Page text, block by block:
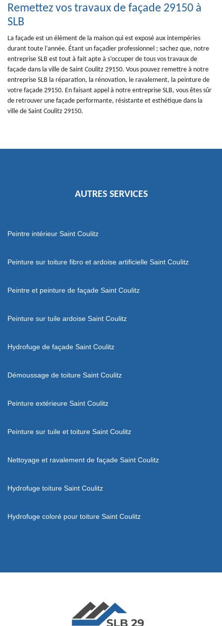
Remettez vos travaux de façade 29150 à
SLB
La façade est un élément de la maison qui est exposé aux intempéries
durant toute l’année. Étant un façadier professionnel ; sachez que, notre
entreprise SLB est tout à fait apte à s’occuper de tous vos travaux de
façade dans la ville de Saint Coulitz 29150. Vous pouvez remettre à notre
entreprise SLB la réparation, la rénovation, le ravalement, la peinture de
votre façade 29150. En faisant appel à notre entreprise SLB, vous êtes sûr
de retrouver une façade performante, résistante et esthétique dans la
ville de Saint Coulitz 29150.
AUTRES SERVICES
Peintre intérieur Saint Coulitz
Peinture sur toiture fibro et ardoise artificielle Saint Coulitz
Peintre et peinture de façade Saint Coulitz
Peinture sur tuile ardoise Saint Coulitz
Hydrofuge de façade Saint Coulitz
Démoussage de toiture Saint Coulitz
Peinture extérieure Saint Coulitz
Peinture sur tuile et toiture Saint Coulitz
Nettoyage et ravalement de façade Saint Coulitz
Hydrofuge toiture Saint Coulitz
Hydrofuge coloré pour toiture Saint Coulitz